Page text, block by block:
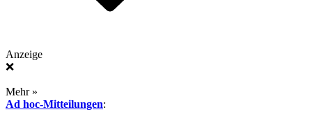
Anzeige
❌
Mehr »
Ad hoc-Mitteilungen: